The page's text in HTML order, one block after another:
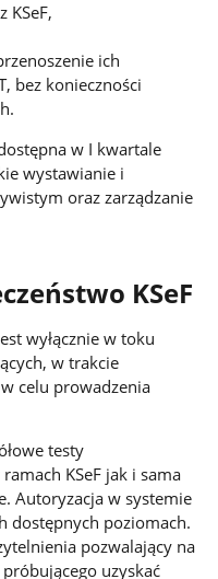
KSeF,
ich
bez konieczności
w I kwartale
wystawianie i
oraz zarządzanie
KSeF
wyłącznie w toku
w trakcie
celu prowadzenia
testy
KSeF jak i sama
Autoryzacja w systemie
dostępnych poziomach.
pozwalający na
uzyskać